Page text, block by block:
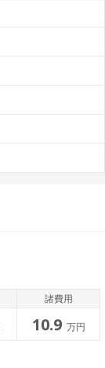
諸費用
10.9 万円